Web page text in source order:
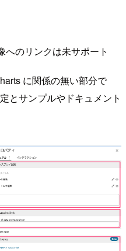
へのリンクは未サポート
に関係の無い部分で
とサンプルやドキュメント